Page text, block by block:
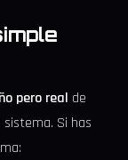
pero real de
Si has